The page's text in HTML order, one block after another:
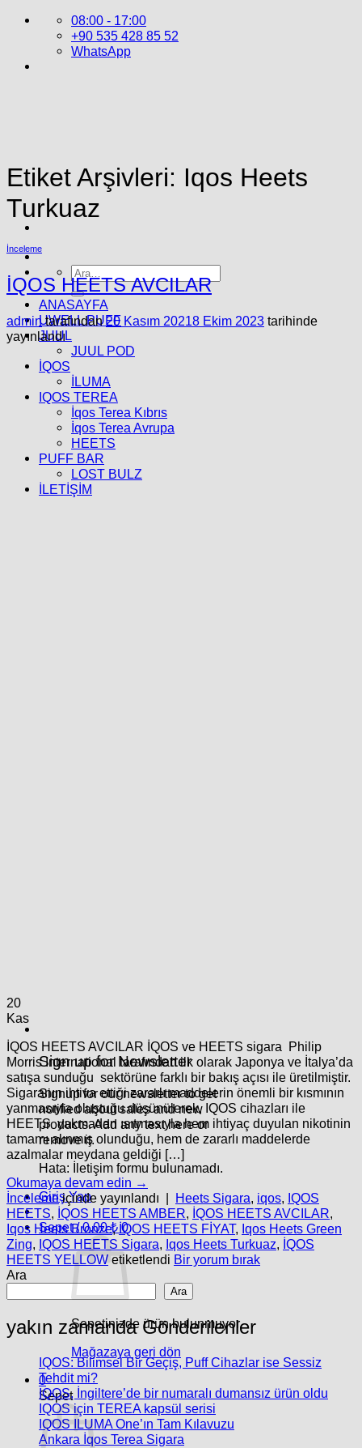
İçeriğe
08:00 - 17:00
+90 535 428 85 52
WhatsApp
Ara:
ANASAYFA
UWELL PUFF
JUUL
JUUL POD
İQOS
İLUMA
IQOS TEREA
İqos Terea Kıbrıs
İqos Terea Avrupa
HEETS
PUFF BAR
LOST BULZ
İLETİŞİM
Sign up for Newsletter
Signup for our newsletter to get
notified about sales and new
products. Add any text here or
remove it.
Hata: İletişim formu bulunamadı.
Giriş Yap
Sepet /0.00₺ 0
Sepetinizde ürün bulunmuyor.
Mağazaya geri dön
0
Sepet
Etiket Arşivleri: Iqos Heets
Turkuaz
İnceleme
İQOS HEETS AVCILAR
admintarafından 20 Kasım 20218 Ekim 2023 tarihinde
yayınlandı
20
Kas
İQOS HEETS AVCILAR İQOS ve HEETS sigara Philip
Morris International tarafından ilk olarak Japonya ve İtalya’da
satışa sunduğu sektörüne farklı bir bakış açısı ile üretilmiştir.
Sigaranın ihtiva ettiği zararlı maddelerin önemli bir kısmının
yanmasıyla oluştuğu düşünülerek, IQOS cihazları ile
HEETS yakmadan ısıtmasıyla hem ihtiyaç duyulan nikotinin
tamamı alınmış olunduğu, hem de zararlı maddelerde
azalmalar meydana geldiği […]
Okumaya devam edin →
İncelemeiçinde yayınlandı | Heets Sigara, iqos, IQOS
HEETS, İQOS HEETS AMBER, İQOS HEETS AVCILAR,
Iqos Heets Bronze,İQOS HEETS FİYAT, Iqos Heets Green
Zing, IQOS HEETS Sigara, Iqos Heets Turkuaz, İQOS
HEETS YELLOW etiketlendi Bir yorum bırak
Ara
Ara
yakın zamanda Gönderilenler
IQOS: Bilimsel Bir Geçiş, Puff Cihazlar ise Sessiz
Tehdit mi?
IQOS, İngiltere’de bir numaralı dumansız ürün oldu
IQOS için TEREA kapsül serisi
IQOS ILUMA One’ın Tam Kılavuzu
Ankara İqos Terea Sigara